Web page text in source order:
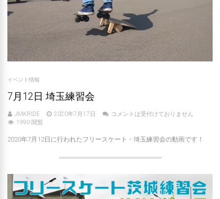
イベント情報
7月12日 埼玉練習会
JMKRIDE 2020年7月17日
コメントは受付けておりません
1990 閲覧
2020年7月12日に行われたフリースケート・埼玉練習会の動画です！